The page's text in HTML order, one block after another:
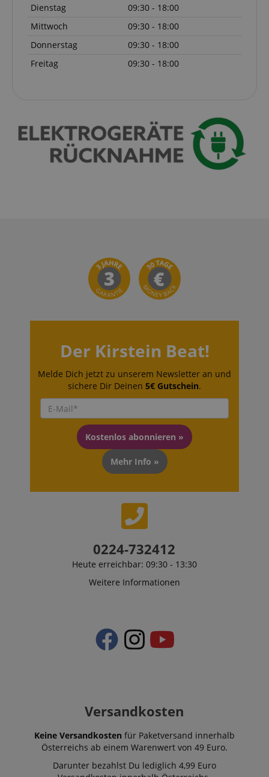
Dienstag
09:30 - 18:00
Mittwoch
09:30 - 18:00
Donnerstag
09:30 - 18:00
Freitag
09:30 - 18:00
Der Kirstein Beat!
Melde Dich jetzt zu unserem Newsletter an und
sichere Dir Deinen 5€ Gutschein.
Kostenlos abonnieren »
Mehr Info »
0224-732412
Heute erreichbar: 09:30 - 13:30
Weitere Informationen
Versandkosten
Keine Versandkosten für Paketversand innerhalb
Österreichs ab einem Warenwert von 49 Euro.
Darunter bezahlst Du lediglich 4,99 Euro